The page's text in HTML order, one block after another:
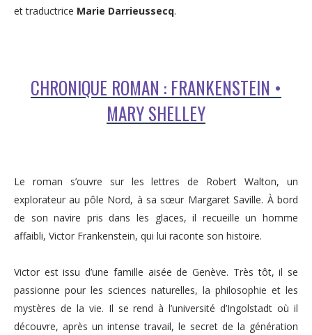
et traductrice Marie Darrieussecq.
CHRONIQUE ROMAN : FRANKENSTEIN •
MARY SHELLEY
Le roman s’ouvre sur les lettres de Robert Walton, un
explorateur au pôle Nord, à sa sœur Margaret Saville. À bord
de son navire pris dans les glaces, il recueille un homme
affaibli, Victor Frankenstein, qui lui raconte son histoire.
Victor est issu d’une famille aisée de Genève. Très tôt, il se
passionne pour les sciences naturelles, la philosophie et les
mystères de la vie. Il se rend à l’université d’Ingolstadt où il
découvre, après un intense travail, le secret de la génération